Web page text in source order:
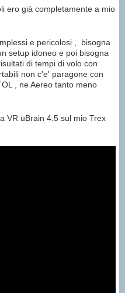
ero già completamente a mio
e pericolosi , bisogna
setup idoneo e poi bisogna
di tempi di volo con
non c'e' paragone con
, ne Aereo tanto meno
VR uBrain 4.5 sul mio Trex